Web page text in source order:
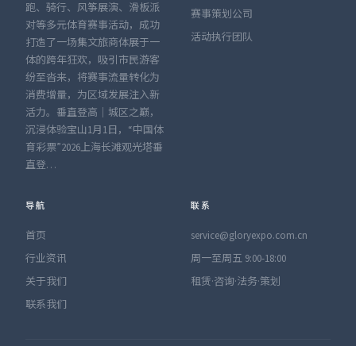
跑、骑行、风筝展演、滑板派
对等多元体育赛事活动，成功
打造了一场集文旅商体展于一
体的跨年狂欢，吸引市民游客
纷至沓来，将赛事流量转化为
消费增量，为区域发展注入新
活力。垂直登高｜城区之巅，
沉浸体验宝山1月1日，“中国体
育彩票”2026上海长滩观光塔垂
直登…
赛事策划公司
活动执行团队
导航
首页
行业资讯
关于我们
联系我们
联系
service@gloryexpo.com.cn
周一至周五 9:00-18:00
租赁·咨询·法务·策划